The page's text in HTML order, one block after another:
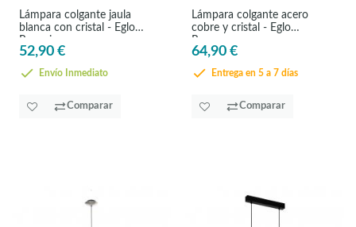
Lámpara colgante jaula
blanca con cristal - Eglo
Razoni
52,90 €
Envío Inmediato
Comparar
Lámpara colgante acero
cobre y cristal - Eglo
Rocamar
64,90 €
Entrega en 5 a 7 días
Comparar